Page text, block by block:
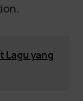
Lagu yang